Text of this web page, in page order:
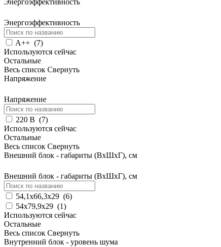
Энергоэффективность
Энергоэффективность
A++ (7)
Используются сейчас
Остальные
Весь список Свернуть
Напряжение
Напряжение
220 В (7)
Используются сейчас
Остальные
Весь список Свернуть
Внешний блок - габариты (ВхШхГ), см
Внешний блок - габариты (ВхШхГ), см
54,1х66,3х29 (6)
54х79,9х29 (1)
Используются сейчас
Остальные
Весь список Свернуть
Внутренний блок - уровень шума